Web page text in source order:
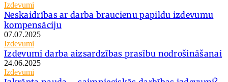
Izdevumi
Neskaidrības ar darba braucienu papildu izdevumu
kompensāciju
07.07.2025
Izdevumi
Izdevumi darba aizsardzības prasību nodrošināšanai
24.06.2025
Izdevumi